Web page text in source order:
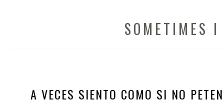
SOMETIMES
A VECES SIENTO COMO SI NO